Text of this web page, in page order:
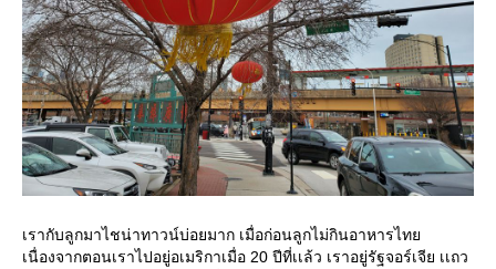
เรากับลูกมาไชน่าทาวน์บ่อยมาก เมื่อก่อนลูกไม่กินอาหารไทย
เนื่องจากตอนเราไปอยู่อเมริกาเมื่อ 20 ปีที่เเล้ว เราอยู่รัฐจอร์เจีย เเถว